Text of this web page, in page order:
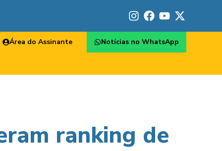
Área do Assinante Notícias no WhatsApp
ranking de